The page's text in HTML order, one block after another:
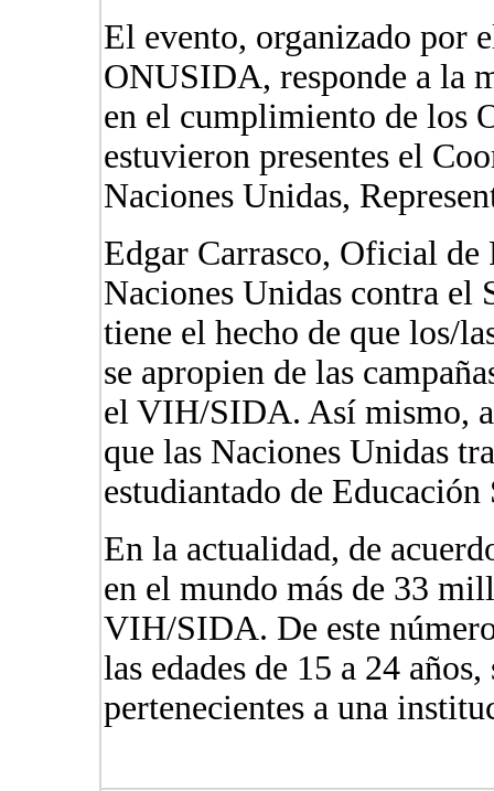
El evento, organizado por
ONUSIDA, responde a la
en el cumplimiento de los
estuvieron presentes el
Naciones Unidas,
Edgar Carrasco, Oficial de
Naciones Unidas contra el
tiene el hecho de que los/
se apropien de las
el VIH/SIDA. Así mismo,
que las Naciones Unidas
estudiantado de
En la actualidad, de
en el mundo más de 33
VIH/SIDA. De este
las edades de 15 a 24
pertenecientes a una